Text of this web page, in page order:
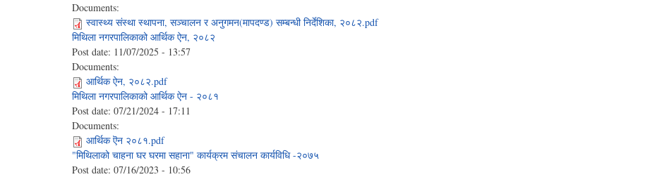
Documents:
स्वास्थ्य संस्था स्थापना, सञ्चालन र अनुगमन(मापदण्ड) सम्बन्धी निर्देशिका, २०८२.pdf
मिथिला नगरपालिकाको आर्थिक ऐन, २०८२
Post date: 11/07/2025 - 13:57
Documents:
आर्थिक ऐन, २०८२.pdf
मिथिला नगरपालिकाको आर्थिक ऐन - २०८१
Post date: 07/21/2024 - 17:11
Documents:
आर्थिक ऎन २०८१.pdf
"मिथिलाको चाहना घर घरमा सहाना" कार्यक्रम संचालन कार्यविधि -२०७५
Post date: 07/16/2023 - 10:56